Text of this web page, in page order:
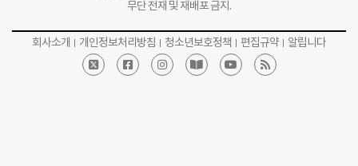
무단 전재 및 재배포 금지.
회사소개 개인정보처리방침 청소년보호정책 편집규약 알립니다